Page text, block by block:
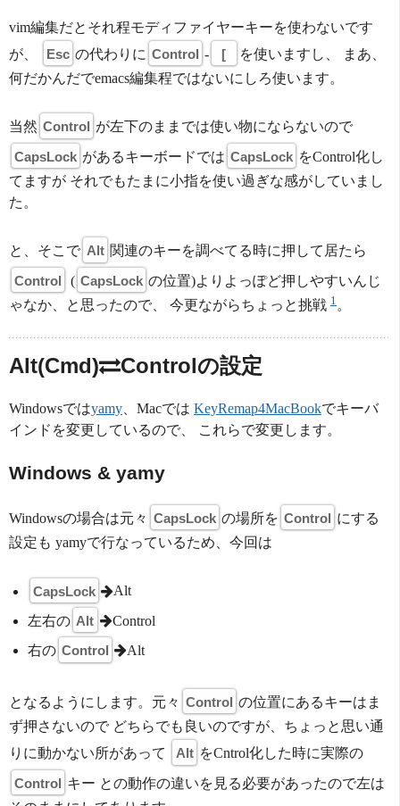
vim編集だとそれ程モディファイヤーキーを使わないです
が、
Esc の代わりに Control - [
を使いますし、 まあ、
何だかんだでemacs編集程ではないにしろ使います。
当然 Control が左下のままでは使い物にならないので
CapsLock があるキーボードでは CapsLock をControl化し
てますが それでもたまに小指を使い過ぎな感がしていまし
た。
と、そこで Alt 関連のキーを調べてる時に押して居たら
Control
( CapsLock の位置)よりよっぽど押しやすいんじ
ゃなか、と思ったので、 今更ながらちょっと挑戦 1 。
Alt(Cmd) Controlの設定
Windowsではyamy 、Macでは KeyRemap4MacBookでキーバ
インドを変更しているので、 これらで変更します。
Windows & yamy
Windowsの場合は元々 CapsLock の場所を Control にする
設定も yamyで行なっているため、今回は
CapsLock
Alt
左右の Alt
Control
右の Control Alt
となるようにします。元々 Control の位置にあるキーはま
ず押さないので どちらでも良いのですが、ちょっと思い通
りに動かない所があって
Alt をCntrol化した時に実際の
Control キー との動作の違いを見る必要があったので左は